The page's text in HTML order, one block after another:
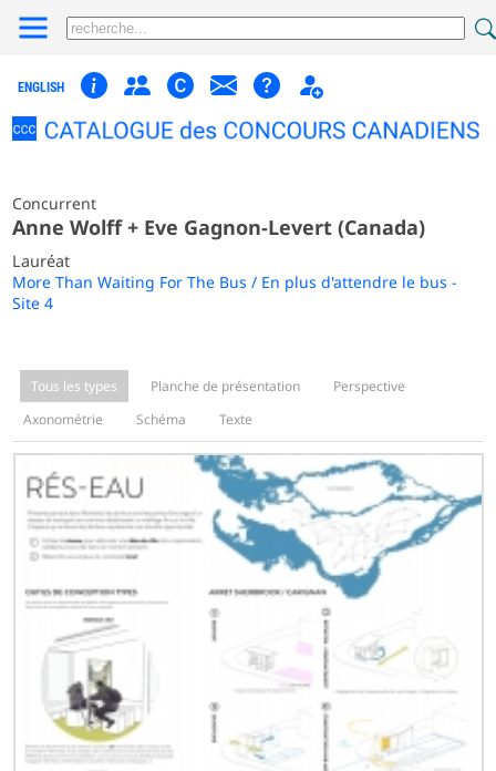
ENGLISH
Concurrent
Anne Wolff + Eve Gagnon-Levert (Canada)
Lauréat
More Than Waiting For The Bus / En plus d'attendre le bus -
Site 4
Tous les types Planche de présentation
Perspective
Axonométrie
Schéma Texte